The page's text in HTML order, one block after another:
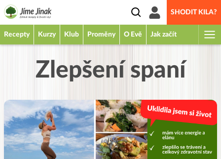
SHODIT KILA?
Recepty Kurzy Klub Proměny O Evě Jak začít
Zlepšení spaní